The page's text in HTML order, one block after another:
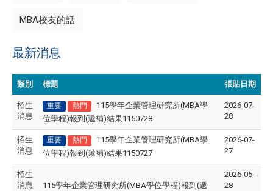
MBA校友的話
最新消息
類別 標題 張貼日期
招生
消息
重要 熱門
115學年企業管理研究所(MBA學
位學程)報到(遞補)結果1150728
2026-07-
28
招生
消息
重要 熱門
115學年企業管理研究所(MBA學
位學程)報到(遞補)結果1150727
2026-07-
27
招生
消息
115學年企業管理研究所(MBA學位學程)報到(遞
2026-05-
28